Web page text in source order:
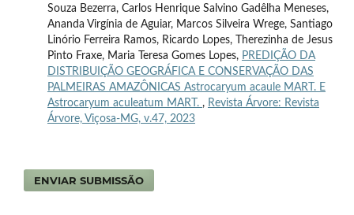
Souza Bezerra, Carlos Henrique Salvino Gadêlha Meneses,
Ananda Virgínia de Aguiar, Marcos Silveira Wrege, Santiago
Linório Ferreira Ramos, Ricardo Lopes, Therezinha de Jesus
Pinto Fraxe, Maria Teresa Gomes Lopes, PREDIÇÃO DA
DISTRIBUIÇÃO GEOGRÁFICA E CONSERVAÇÃO DAS
PALMEIRAS AMAZÔNICAS Astrocaryum acaule MART. E
Astrocaryum aculeatum MART. , Revista Árvore: Revista
Árvore, Viçosa-MG, v.47, 2023
ENVIAR SUBMISSÃO